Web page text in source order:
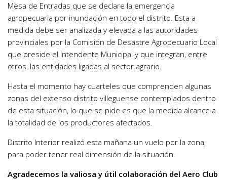
Mesa de Entradas que se declare la emergencia
agropecuaria por inundación en todo el distrito. Esta a
medida debe ser analizada y elevada a las autoridades
provinciales por la Comisión de Desastre Agropecuario Local
que preside el Intendente Municipal y que integran, entre
otros, las entidades ligadas al sector agrario.
Hasta el momento hay cuarteles que comprenden algunas
zonas del extenso distrito villeguense contemplados dentro
de esta situación, lo que se pide es que la medida alcance a
la totalidad de los productores afectados.
Distrito Interior realizó esta mañana un vuelo por la zona,
para poder tener real dimensión de la situación.
Agradecemos la valiosa y útil colaboración del Aero Club